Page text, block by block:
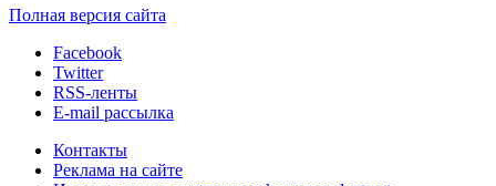
Полная версия сайта
Facebook
Twitter
RSS-ленты
E-mail рассылка
Контакты
Реклама на сайте